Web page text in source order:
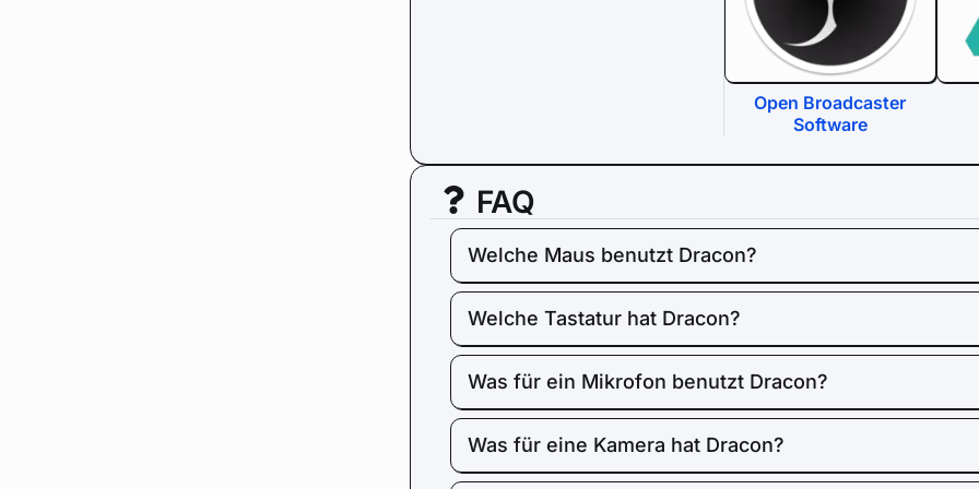
Open Broadcaster
Software
FAQ
Welche Maus benutzt Dracon?
Welche Tastatur hat Dracon?
Was für ein Mikrofon benutzt Dracon?
Was für eine Kamera hat Dracon?